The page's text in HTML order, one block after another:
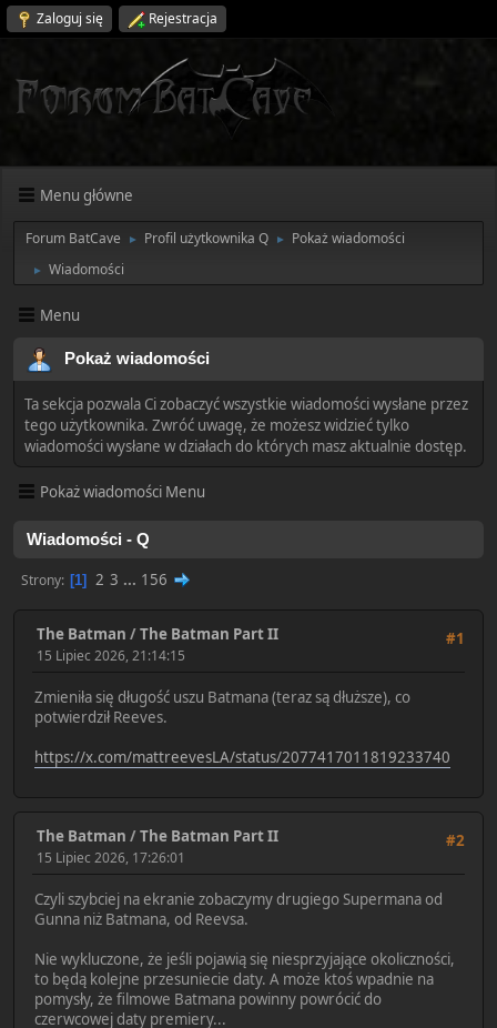
Zaloguj się Rejestracja
Menu główne
Forum BatCave ► Profil użytkownika Q ► Pokaż wiadomości
► Wiadomości
Menu
Pokaż wiadomości
Ta sekcja pozwala Ci zobaczyć wszystkie wiadomości wysłane przez
tego użytkownika. Zwróć uwagę, że możesz widzieć tylko
wiadomości wysłane w działach do których masz aktualnie dostęp.
Pokaż wiadomości Menu
Wiadomości - Q
Strony 1 2 3 ... 156
#1
The Batman /The Batman Part II
15 Lipiec 2026, 21:14:15
Zmieniła się długość uszu Batmana (teraz są dłuższe), co
potwierdził Reeves.
https://x.com/mattreevesLA/status/2077417011819233740
#2
The Batman /The Batman Part II
15 Lipiec 2026, 17:26:01
Czyli szybciej na ekranie zobaczymy drugiego Supermana od
Gunna niż Batmana, od Reevsa.
Nie wykluczone, że jeśli pojawią się niesprzyjające okoliczności,
to będą kolejne przesuniecie daty. A może ktoś wpadnie na
pomysły, że filmowe Batmana powinny powrócić do
czerwcowej daty premiery...